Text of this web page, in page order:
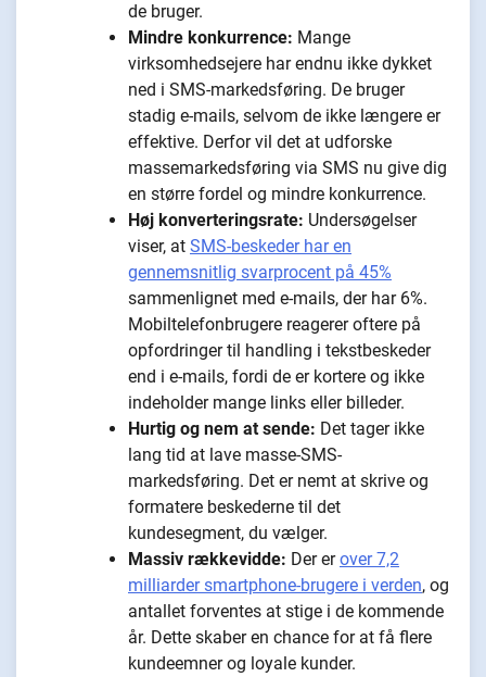
de bruger.
Mindre konkurrence: Mange
virksomhedsejere har endnu ikke dykket
ned i SMS-markedsføring. De bruger
stadig e-mails, selvom de ikke længere er
effektive. Derfor vil det at udforske
massemarkedsføring via SMS nu give dig
en større fordel og mindre konkurrence.
Høj konverteringsrate: Undersøgelser
viser, at SMS-beskeder har en
gennemsnitlig svarprocent på 45%
sammenlignet med e-mails, der har 6%.
Mobiltelefonbrugere reagerer oftere på
opfordringer til handling i tekstbeskeder
end i e-mails, fordi de er kortere og ikke
indeholder mange links eller billeder.
Hurtig og nem at sende: Det tager ikke
lang tid at lave masse-SMS-
markedsføring. Det er nemt at skrive og
formatere beskederne til det
kundesegment, du vælger.
Massiv rækkevidde: Der erover 7,2
milliarder smartphone-brugere i verden, og
antallet forventes at stige i de kommende
år. Dette skaber en chance for at få flere
kundeemner og loyale kunder.